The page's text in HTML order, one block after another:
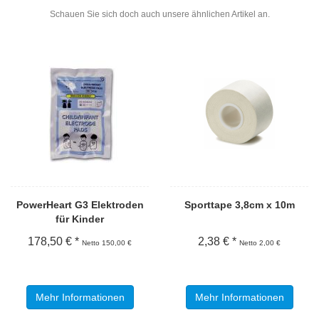
Schauen Sie sich doch auch unsere ähnlichen Artikel an.
PowerHeart G3 Elektroden
für Kinder
178,50 € * Netto 150,00 €
Mehr Informationen
Sporttape 3,8cm x 10m
2,38 € * Netto 2,00 €
Mehr Informationen